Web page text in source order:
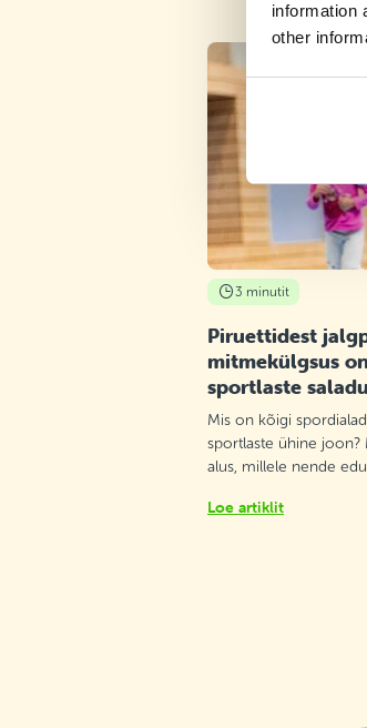
information
other
3 minutit
Piruettidest
mitmekülgsus
sportlaste
Mis on kõigi
sportlaste ühine joon?
alus, millele nende
Loe artiklit